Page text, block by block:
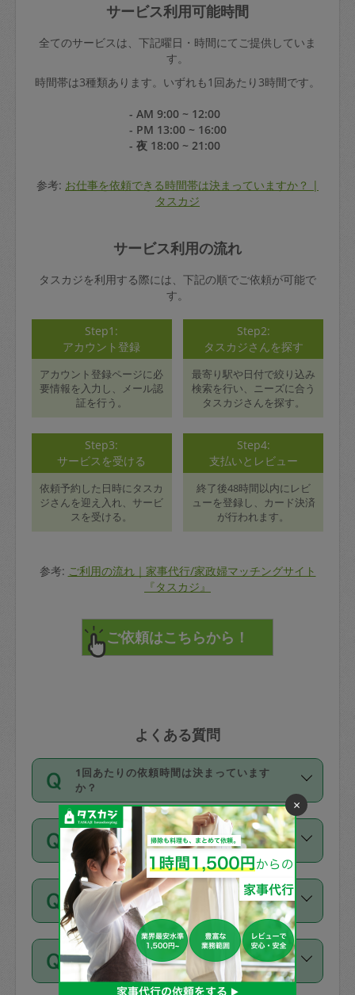
サービス利用可能時間
全てのサービスは、下記曜日・時間にてご提供していま
す。
時間帯は3種類あります。いずれも1回あたり3時間です。
- AM 9:00 ~ 12:00
- PM 13:00 ~ 16:00
- 夜 18:00 ~ 21:00
参考: お仕事を依頼できる時間帯は決まっていますか？ |
タスカジ
サービス利用の流れ
タスカジを利用する際には、下記の順でご依頼が可能で
す。
Step1:
アカウント登録
アカウント登録ページに必
要情報を入力し、メール認
証を行う。
Step2:
タスカジさんを探す
最寄り駅や日付で絞り込み
検索を行い、ニーズに合う
タスカジさんを探す。
Step3:
サービスを受ける
依頼予約した日時にタスカ
ジさんを迎え入れ、サービ
スを受ける。
Step4:
支払いとレビュー
終了後48時間以内にレビ
ューを登録し、カード決済
が行われます。
参考: ご利用の流れ｜家事代行/家政婦マッチングサイト
『タスカジ』
よくある質問
1回あたりの依頼時間は決まっています
か？
依頼1回につき3時間固定です。3時間を
超えて依頼したい場合は、延長機能をご
利用ください。機能をご利用いただくに
は、タスカジさんに事前に相談し、合意
の上事前申請することが必要です。な
お、3時間を下回っても、値引き等はござ
いません。
価格はどうやって決まっていますか？
11種類の価格帯の中からタスカジさん自
身が価格を選んで設定しています。
タスカジさんの価格設定には最初は制限
があり、レビュー件数、レビューの平均
値、などで除々に設定可能な最高額が上
がっていく仕組みになっています。
支払い方法を教えてください
お支払方法はクレジットカード（Visa／
Master／JCB／AMERICAN EXPRESS／
Diners Club）のみとなります。
同じタスカジさんに定期的にお願いする場
合はお得になる？
×